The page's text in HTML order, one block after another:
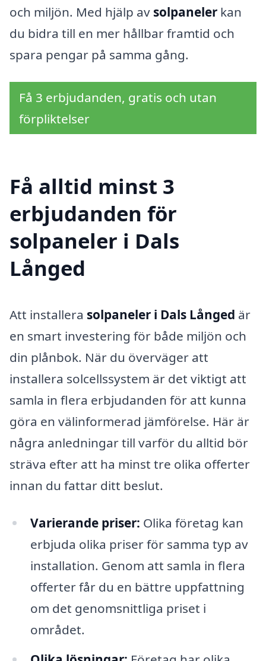
och miljön. Med hjälp av solpaneler kan
du bidra till en mer hållbar framtid och
spara pengar på samma gång.
Få 3 erbjudanden, gratis och utan
förpliktelser
Få alltid minst 3
erbjudanden för
solpaneler i Dals
Långed
Att installera solpaneler i Dals Långed är
en smart investering för både miljön och
din plånbok. När du överväger att
installera solcellssystem är det viktigt att
samla in flera erbjudanden för att kunna
göra en välinformerad jämförelse. Här är
några anledningar till varför du alltid bör
sträva efter att ha minst tre olika offerter
innan du fattar ditt beslut.
Varierande priser: Olika företag kan
erbjuda olika priser för samma typ av
installation. Genom att samla in flera
offerter får du en bättre uppfattning
om det genomsnittliga priset i
området.